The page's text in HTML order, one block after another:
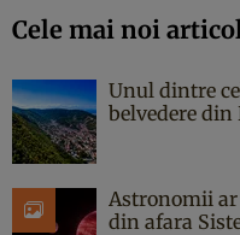
Cele mai noi
Unul dintre
belvedere
Astronomii
din afara